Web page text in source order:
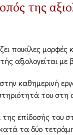
της
ποικίλες μορφές
αξιολογείται με
καθημερινή
του στη
επίδοσής του
τα δύο